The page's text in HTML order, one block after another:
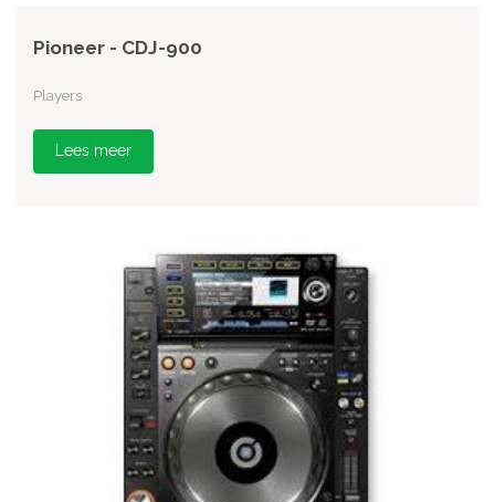
Pioneer - CDJ-900
Players
Lees meer